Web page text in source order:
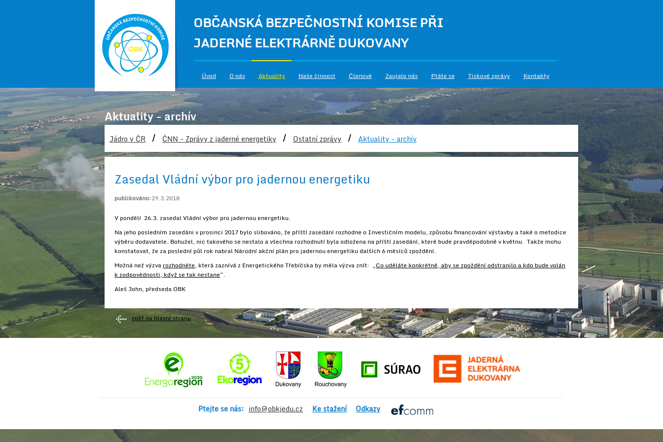
OBČANSKÁ BEZPEČNOSTNÍ KOMISE PŘI
JADERNÉ ELEKTRÁRNĚ DUKOVANY
Úvod O nás Aktuality Naše činnost Členové Zaujalo nás Ptáte se Tiskové zprávy Kontakty
Aktuality - archív
Jádro v ČR / ČNN - Zprávy z jaderné energetiky / Ostatní zprávy / Aktuality - archív
Zasedal Vládní výbor pro jadernou energetiku
publikováno:29.3.2018
V pondělí 26.3. zasedal Vládní výbor pro jadernou energetiku.
Na jeho posledním zasedáni v prosinci 2017 bylo slibováno, že příští zasedání rozhodne o Investičním modelu, způsobu financování výstavby a také o metodice
výběru dodavatele. Bohužel, nic takového se nestalo a všechna rozhodnutí byla odložena na příští zasedání, které bude pravděpodobně v květnu. Takže mohu
konstatovat, že za poslední půl rok nabral Národní akční plán pro jadernou energetiku dalších 6 měsíců zpoždění.
Možná než výzva rozhodněte, která zaznívá z Energetického Třebíčska by měla výzva znít: „Co uděláte konkrétně, aby se zpoždění odstranilo a kdo bude volán
k zodpovědnosti, když se tak nestane“.
Aleš John, předseda OBK
zpět na hlavní stranu
Ptejte se nás: info@obkjedu.cz Ke stažení Odkazy